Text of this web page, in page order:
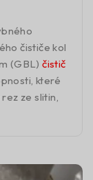
čističe kol
(GBL)čistič
které
ze slitin,